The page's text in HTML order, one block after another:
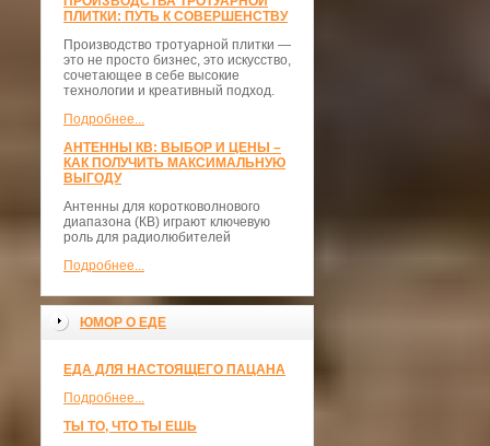
ПЛИТКИ: ПУТЬ К СОВЕРШЕНСТВУ
Производство тротуарной плитки —
это не просто бизнес, это искусство,
сочетающее в себе высокие
технологии и креативный подход.
Подробнее...
АНТЕННЫ КВ: ВЫБОР И ЦЕНЫ –
КАК ПОЛУЧИТЬ МАКСИМАЛЬНУЮ
ВЫГОДУ
Антенны для коротковолнового
диапазона (КВ) играют ключевую
роль для радиолюбителей
Подробнее...
ЮМОР О ЕДЕ
ЕДА ДЛЯ НАСТОЯЩЕГО ПАЦАНА
Подробнее...
ТЫ ТО, ЧТО ТЫ ЕШЬ